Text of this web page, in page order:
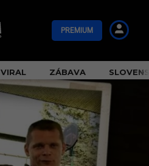
PREMIUM
VIRAL ZÁBAVA